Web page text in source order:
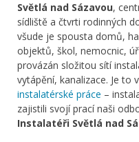
Světlá nad Sázavou,
sídliště a čtvrti rodinných
všude je spousta domů,
objektů, škol, nemocnic,
provázán složitou sítí
vytápění, kanalizace. Je to
instalatérské práce –
zajistili svojí prací naši
Instalatéři Světlá nad